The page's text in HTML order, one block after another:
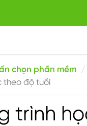
chọn phần mềm
theo độ tuổi
trình